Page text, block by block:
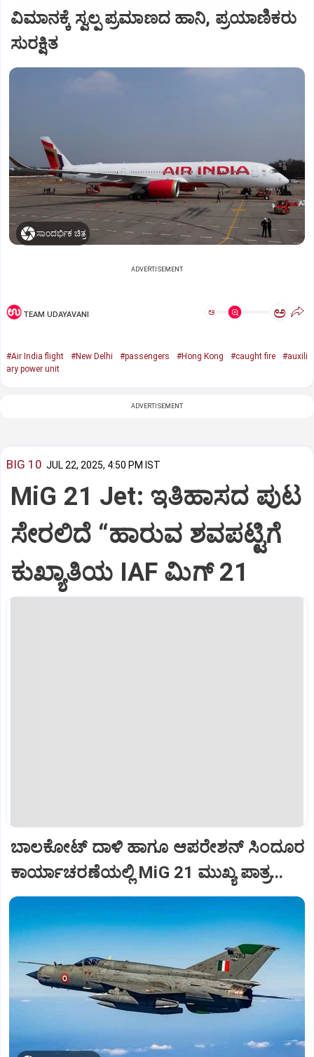
ವಿಮಾನಕ್ಕೆ ಸ್ವಲ್ಪ ಪ್ರಮಾಣದ ಹಾನಿ, ಪ್ರಯಾಣಿಕರು
ಸುರಕ್ಷಿತ
ಸಾಂದರ್ಭಿಕ ಚಿತ್ರ
ADVERTISEMENT
TEAM UDAYAVANI ಅ ಅ
#Air India flight #New Delhi #passengers #Hong Kong #caught fire
#auxili
ary power unit
ADVERTISEMENT
BIG 10 JUL 22, 2025, 4:50 PM IST
MiG 21 Jet: ಇತಿಹಾಸದ ಪುಟ
ಸೇರಲಿದೆ “ಹಾರುವ ಶವಪಟ್ಟಿಗೆ
ಕುಖ್ಯಾತಿಯ IAF ಮಿಗ್‌ 21
ಬಾಲಕೋಟ್‌ ದಾಳಿ ಹಾಗೂ ಆಪರೇಶನ್‌ ಸಿಂದೂರ
ಕಾರ್ಯಾಚರಣೆಯಲ್ಲಿ MiG 21 ಮುಖ್ಯ ಪಾತ್ರ...